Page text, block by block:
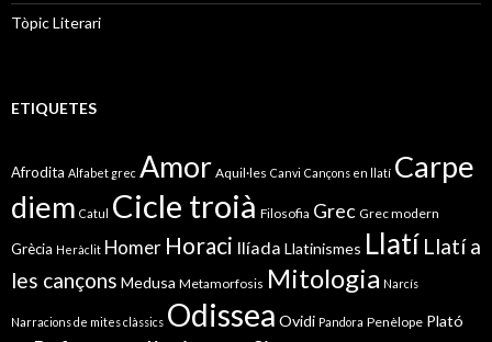
Tòpic Literari
ETIQUETES
Afrodita Alfabet grec Amor Aquil·les Canvi Cançons en llatí Carpe
diem Catul Cicle troià Filosofia Grec Grec modern
Grècia Heràclit Homer Horaci Ilíada Llatinismes Llatí Llatí a
les cançons Medusa Metamorfosis Mitologia Narcís
Narracions de mites clàssics Odissea Ovidi Pandora Penèlope Plató